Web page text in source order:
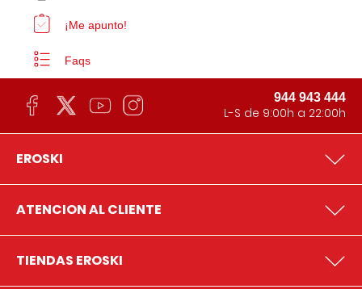
¡Me apunto!
Faqs
944 943 444
L-S de 9:00h a 22:00h
EROSKI
ATENCION AL CLIENTE
TIENDAS EROSKI